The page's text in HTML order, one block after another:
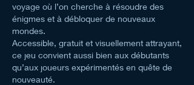
voyage où l’on cherche à résoudre des
énigmes et à débloquer de nouveaux
mondes.
Accessible, gratuit et visuellement attrayant,
ce jeu convient aussi bien aux débutants
qu’aux joueurs expérimentés en quête de
nouveauté.